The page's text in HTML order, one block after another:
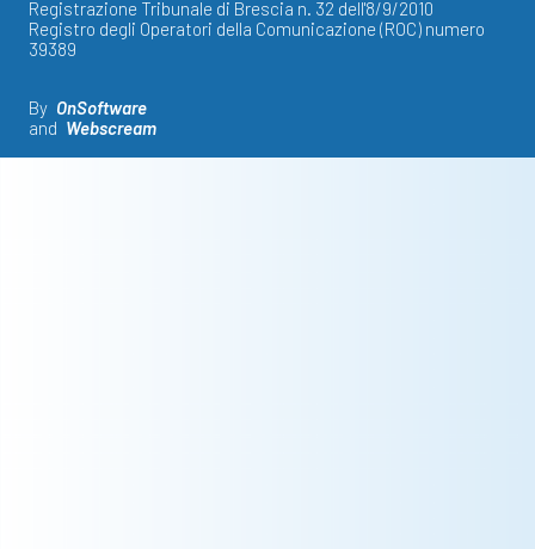
Registrazione Tribunale di Brescia n. 32 dell'8/9/2010
Registro degli Operatori della Comunicazione (ROC) numero
39389
By OnSoftware
and Webscream